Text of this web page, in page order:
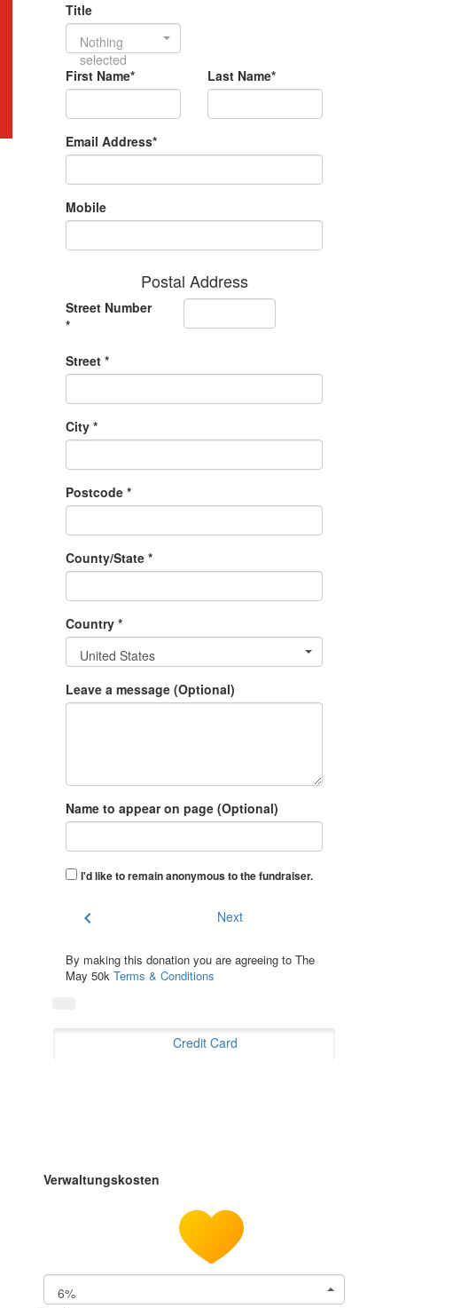
Title
Nothing
selected
First Name*
Last Name*
Email Address*
Mobile
Postal Address
Street Number
*
Street *
City *
Postcode *
County/State *
Country *
United States
Leave a message (Optional)
Name to appear on page (Optional)
I'd like to remain anonymous to the fundraiser.
chevron_left Next
By making this donation you are agreeing to The
May 50k Terms & Conditions
Credit Card
Verwaltungskosten
6%